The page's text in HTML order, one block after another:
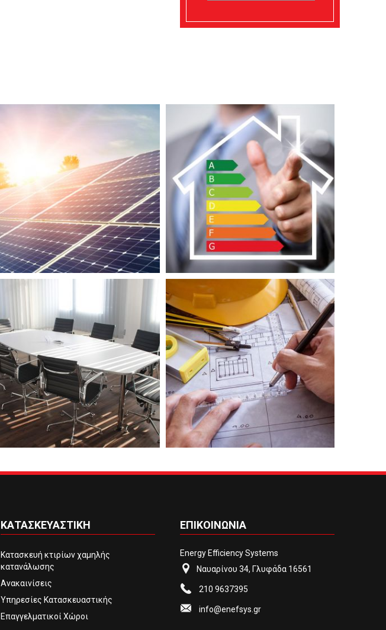
ΚΑΤΑΣΚΕΥΑΣΤΙΚΗ
Κατασκευή κτιρίων χαμηλής
κατανάλωσης
Ανακαινίσεις
Υπηρεσίες Κατασκευαστικής
Επαγγελματικοί Χώροι
ΕΠΙΚΟΙΝΩΝΙΑ
Energy Efficiency Systems
Ναυαρίνου 34, Γλυφάδα 16561
210 9637395
info@enefsys.gr